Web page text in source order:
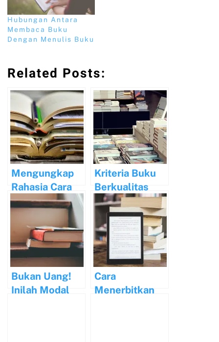
Hubungan Antara
Membaca Buku
Dengan Menulis Buku
Related Posts:
Mengungkap
Rahasia Cara
Menulis dan
Menerbitkan
Buku
Kriteria Buku
Berkualitas
dan Tempat
Menerbitkan
Buku
Terpercaya
Bukan Uang!
Inilah Modal
Cara
Menerbitkan